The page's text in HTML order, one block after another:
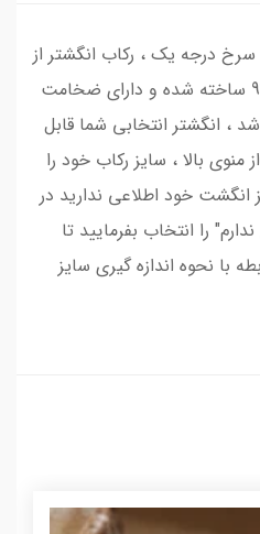
سرخ درجه یک ، رکاب انگشتر از
نقره اصل با عیار بین المللی 925 ساخته شده و دارای ضخامت
، انگشتر انتخابی شما قابل
بالا ، سایز رکاب خود را
انگشت خود اطلاعی ندارید در
را انتخاب بفرمایید تا
با نحوه اندازه گیری سایز